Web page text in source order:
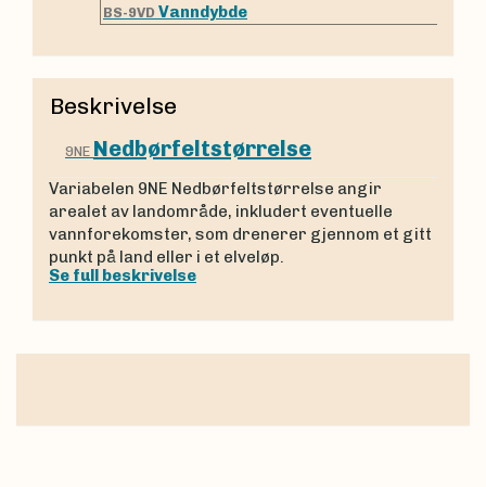
BS-9VD Vanndybde
Beskrivelse
9NE Nedbørfeltstørrelse
Variabelen 9NE Nedbørfeltstørrelse angir
arealet av landområde, inkludert eventuelle
vannforekomster, som drenerer gjennom et gitt
punkt på land eller i et elveløp.
Se full beskrivelse